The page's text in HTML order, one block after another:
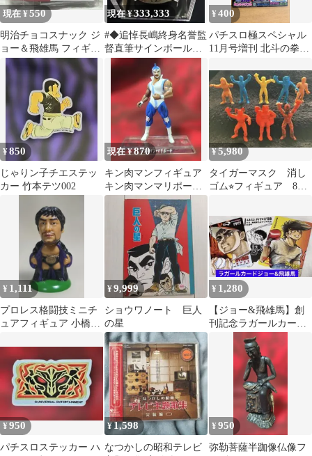
現在 ¥550
明治チョコスナック ジ
ョー＆飛雄馬 フィギュ
ア「力石徹」
現在 ¥333,333
#◆追悼長嶋終身名誉監
督直筆サインボール
『野球というスポーツ
は人生そのものだ！』
¥400
パチスロ極スペシャル
11月号増刊 北斗の拳特
¥850
じゃりン子チエステッ
カー 竹本テツ002
現在 ¥870
キン肉マンフィギュア
キン肉マンマリポーサ
002
¥5,980
タイガーマスク 消し
ゴム⭐︎フィギュア 8体
¥ 1,111
プロレス格闘技ミニチ
ュアフィギュア 小橋健
¥9,999
ショウワノート 巨人
の星
¥ 1,280
【ジョー&飛雄馬】創
刊記念ラガールカード
(使用済み2枚)＋ちばて
つやカード
¥950
パチスロステッカー ハ
¥1,598
なつかしの昭和テレビ
¥950
弥勒菩薩半跏像仏像フ